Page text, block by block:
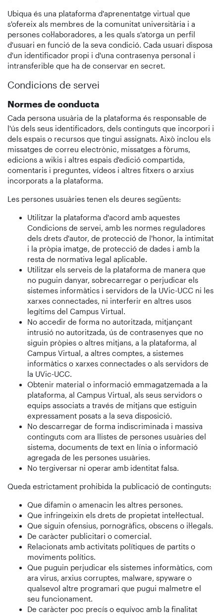
Ubiqua és una plataforma d'aprenentatge virtual que
s'ofereix als membres de la comunitat universitària i a
persones col·laboradores, a les quals s'atorga un perfil
d'usuari en funció de la seva condició. Cada usuari disposa
d'un identificador propi i d'una contrasenya personal i
intransferible que ha de conservar en secret.
Condicions de servei
Normes de conducta
Cada persona usuària de la plataforma és responsable de
l'ús dels seus identificadors, dels continguts que incorpori i
dels espais o recursos que tingui assignats. Això inclou els
missatges de correu electrònic, missatges a fòrums,
edicions a wikis i altres espais d'edició compartida,
comentaris i preguntes, vídeos i altres fitxers o arxius
incorporats a la plataforma.
Les persones usuàries tenen els deures següents:
Utilitzar la plataforma d'acord amb aquestes
Condicions de servei, amb les normes reguladores
dels drets d'autor, de protecció de l'honor, la intimitat
i la pròpia imatge, de protecció de dades i amb la
resta de normativa legal aplicable.
Utilitzar els serveis de la plataforma de manera que
no puguin danyar, sobrecarregar o perjudicar els
sistemes informàtics i servidors de la UVic-UCC ni les
xarxes connectades, ni interferir en altres usos
legítims del Campus Virtual.
No accedir de forma no autoritzada, mitjançant
intrusió no autoritzada, ús de contrasenyes que no
siguin pròpies o altres mitjans, a la plataforma, al
Campus Virtual, a altres comptes, a sistemes
informàtics o xarxes connectades o als servidors de
la UVic-UCC.
Obtenir material o informació emmagatzemada a la
plataforma, al Campus Virtual, als seus servidors o
equips associats a través de mitjans que estiguin
expressament posats a la seva disposició.
No descarregar de forma indiscriminada i massiva
continguts com ara llistes de persones usuàries del
sistema, documents de text en línia o informació
agregada de les persones usuàries.
No tergiversar ni operar amb identitat falsa.
Queda estrictament prohibida la publicació de continguts:
Que difamin o amenacin les altres persones.
Que infringeixin els drets de propietat intel·lectual.
Que siguin ofensius, pornogràfics, obscens o il·legals.
De caràcter publicitari o comercial.
Relacionats amb activitats polítiques de partits o
moviments polítics.
Que puguin perjudicar els sistemes informàtics, com
ara virus, arxius corruptes, malware, spyware o
qualsevol altre programari que pugui malmetre el
seu funcionament.
De caràcter poc precís o equívoc amb la finalitat